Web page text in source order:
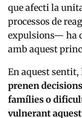
que afecti la
processos de
expulsions— ha
amb aquest
En aquest
prenen
famílies o
vulnerant